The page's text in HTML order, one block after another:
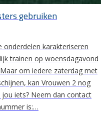
gebruiken
onderdelen karakteriseren
trainen op woensdagavond
om iedere zaterdag met
kan Vrouwen 2 nog
iets? Neem dan contact
is:…